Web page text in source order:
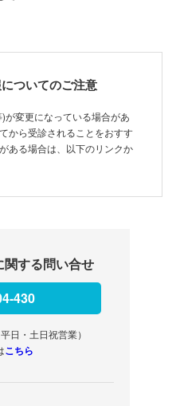
ついてのご注意
が変更になっている場合があ
から受診されることをおすす
ある場合は、以下のリンクか
する問い合せ
430
日・土日祝営業）
こちら